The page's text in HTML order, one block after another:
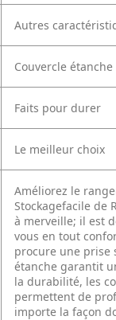
Autres
Couvercle étanche
Faits pour durer
Le meilleur choix
Améliorez le
Stockagefacile de
à merveille; il est
vous en tout
procure une prise
étanche garantit
la durabilité, les
permettent de
importe la façon